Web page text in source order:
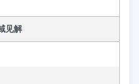
见解